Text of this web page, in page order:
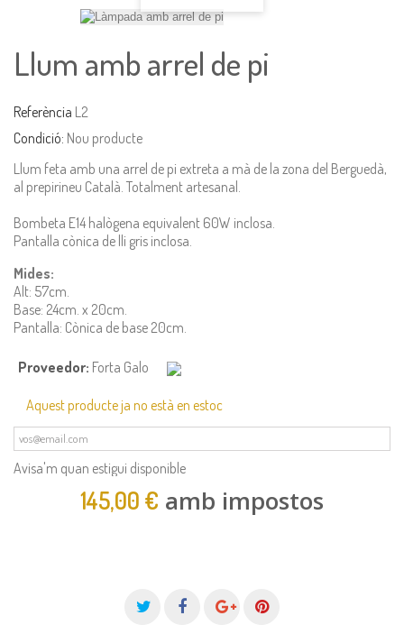
Llum amb arrel de pi
Referència L2
Condició: Nou producte
Llum feta amb una arrel de pi extreta a mà de la zona del Berguedà,
al prepirineu Català. Totalment artesanal.
Bombeta E14 halògena equivalent 60W inclosa.
Pantalla cònica de lli gris inclosa.
Mides:
Alt: 57cm.
Base: 24cm. x 20cm.
Pantalla: Cònica de base 20cm.
Proveedor: Forta Galo
Aquest producte ja no està en estoc
Avisa'm quan estigui disponible
145,00 € amb impostos